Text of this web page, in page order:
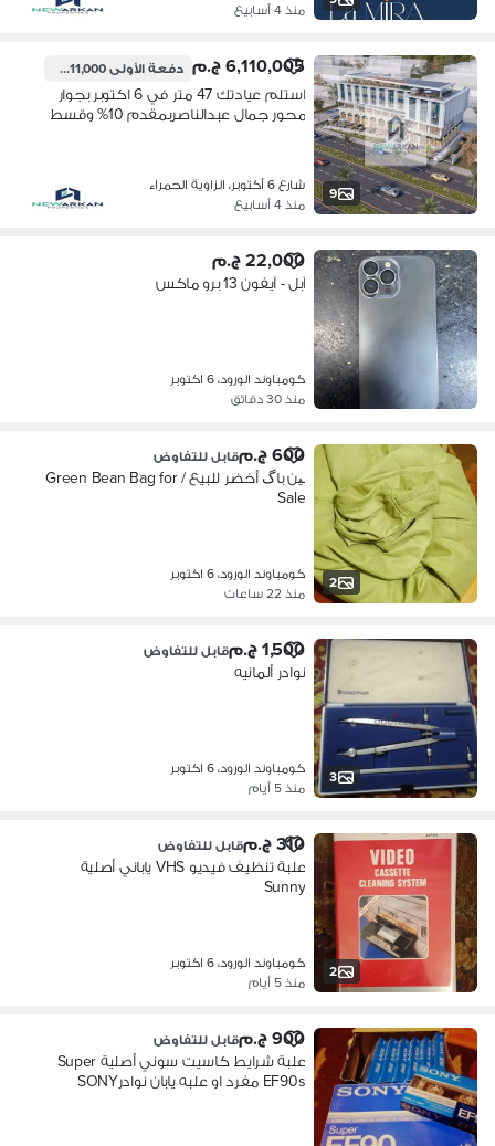
منذ 4 أسابيع
9
6,110,005 ج.م دفعة الأولى611,000 ج.م
استلم عيادتك 47 متر في 6 اكتوبر بجوار
محور جمال عبدالناصربمقدم 10% وقسط
شارع 6 أكتوبر، الزاوية الحمراء
منذ 4 أسابيع
22,000 ج.م
آبل - آيفون 13 برو ماكس
كومباوند الورود، 6 اكتوبر
منذ 30 دقائق
2
600 ج.م قابل للتفاوض
بین باگ أخضر للبيع / Green Bean Bag for
Sale
كومباوند الورود، 6 اكتوبر
منذ 22 ساعات
3
1,500 ج.م قابل للتفاوض
نوادر ألمانيه
كومباوند الورود، 6 اكتوبر
منذ 5 أيام
2
310 ج.م قابل للتفاوض
علبة تنظيف فيديو VHS ياباني أصلية
Sunny
كومباوند الورود، 6 اكتوبر
منذ 5 أيام
900 ج.م قابل للتفاوض
علبة شرايط كاسيت سوني أصلية Super
EF90s مفرد او علبه يابان نوادرSONY